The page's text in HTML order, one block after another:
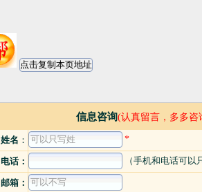
信息咨询(认真留言，多多咨
姓名 ： *
电话： （手机和电话可以
邮箱：